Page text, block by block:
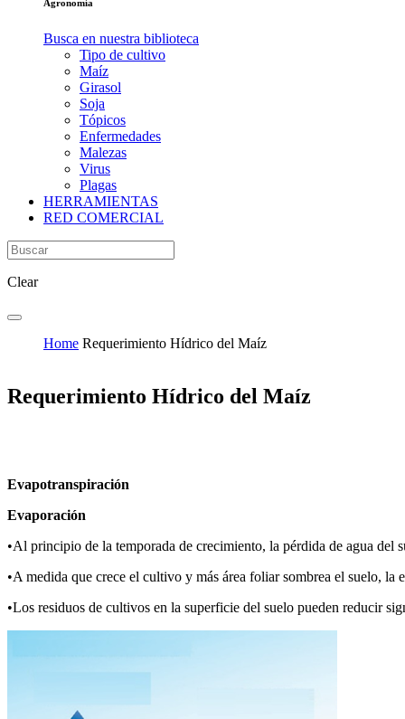
Agronomía
Busca en nuestra biblioteca
Tipo de cultivo
Maíz
Girasol
Soja
Tópicos
Enfermedades
Malezas
Virus
Plagas
HERRAMIENTAS
RED COMERCIAL
Clear
Home Requerimiento Hídrico del Maíz
Requerimiento Hídrico del Maíz
Evapotranspiración
Evaporación
•Al principio de la temporada de crecimiento, la pérdida de agua del
•A medida que crece el cultivo y más área foliar sombrea el suelo,
•Los residuos de cultivos en la superficie del suelo pueden reducir